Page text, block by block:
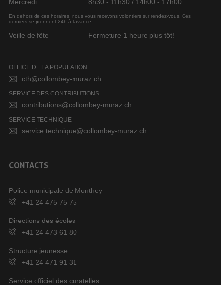
Mercredi
8h30 - 11h30 / 14h00 - 17h00
En dehors de ces horaires, nous vous recevons volontiers sur rendez-vous. Ces
derniers se prennent 24h à l’avance.
Veille de fête Fermeture 1 heure plus tôt!
OFFICE DE LA POPULATION
cth@collombey-muraz.ch
SERVICE DES CONTRIBUTIONS
contributions@collombey-muraz.ch
SERVICE TECHNIQUE
service.technique@collombey-muraz.ch
CONTACTS
Police municipale de Monthey
+41 24 475 75 75
Directions des écoles
+41 24 473 61 80
Structure jeunesse
+41 24 471 91 31
Service officiel des curatelles